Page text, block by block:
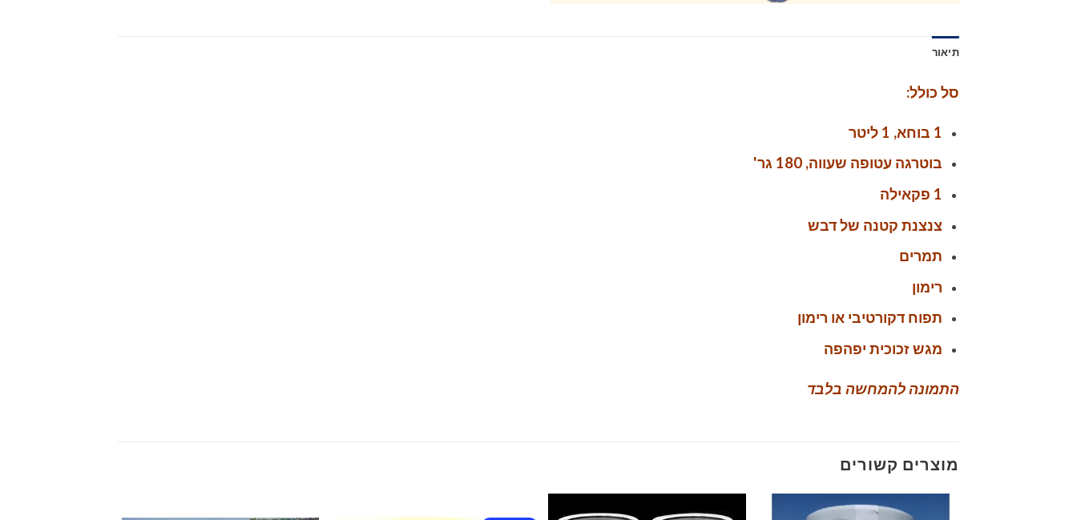
תיאור
סל כולל:
1 בוחא, 1 ליטר
בוטרגה עטופה שעווה, 180 גר'
1 פקאילה
צנצנת קטנה של דבש
תמרים
רימון
תפוח דקורטיבי או רימון
מגש זכוכית יפהפה
התמונה להמחשה בלבד
מוצרים קשורים